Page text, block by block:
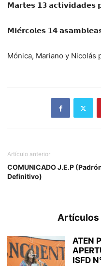
𝗠𝗮𝗿𝘁𝗲𝘀 𝟭𝟯 𝗮𝗰𝘁𝗶𝘃𝗶𝗱𝗮𝗱𝗲𝘀
𝗠𝗶𝗲́𝗿𝗰𝗼𝗹𝗲𝘀 𝟭𝟰
Mónica, Mariano y Nicolás
Artículo anterior
COMUNICADO J.E.P
Definitivo)
Artículos
ATEN
ISFD